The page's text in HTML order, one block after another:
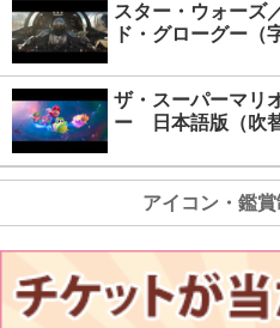
スター・ウォーズ
ド・グローグー（
ザ・スーパーマリ
ー 日本語版（吹
アイコン・鑑